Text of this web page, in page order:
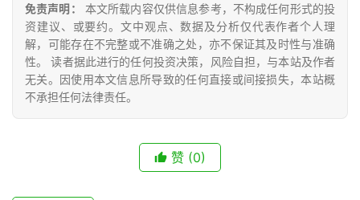
公
众
号
现
免责声明：
本文所载内容仅供信息参考，不构成任何形式的投
资建议、或要约。文中观点、数据及分析仅代表作者个人理
解，可能存在不完整或不准确之处，亦不保证其及时性与准确
性。 读者据此进行的任何投资决策，风险自担，与本站及作者
无关。因使用本文信息所导致的任何直接或间接损失，本站概
不承担任何法律责任。
赞 (0)